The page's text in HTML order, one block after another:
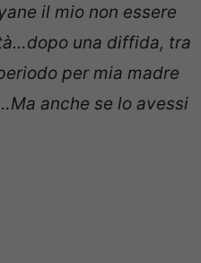
il mio non essere
una diffida, tra
per mia madre
anche se lo avessi